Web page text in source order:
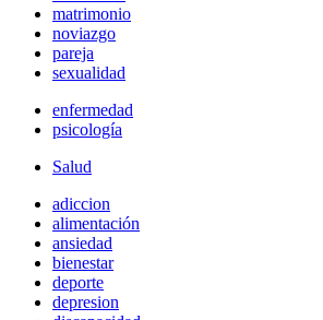
matrimonio
noviazgo
pareja
sexualidad
enfermedad
psicología
Salud
adiccion
alimentación
ansiedad
bienestar
deporte
depresion